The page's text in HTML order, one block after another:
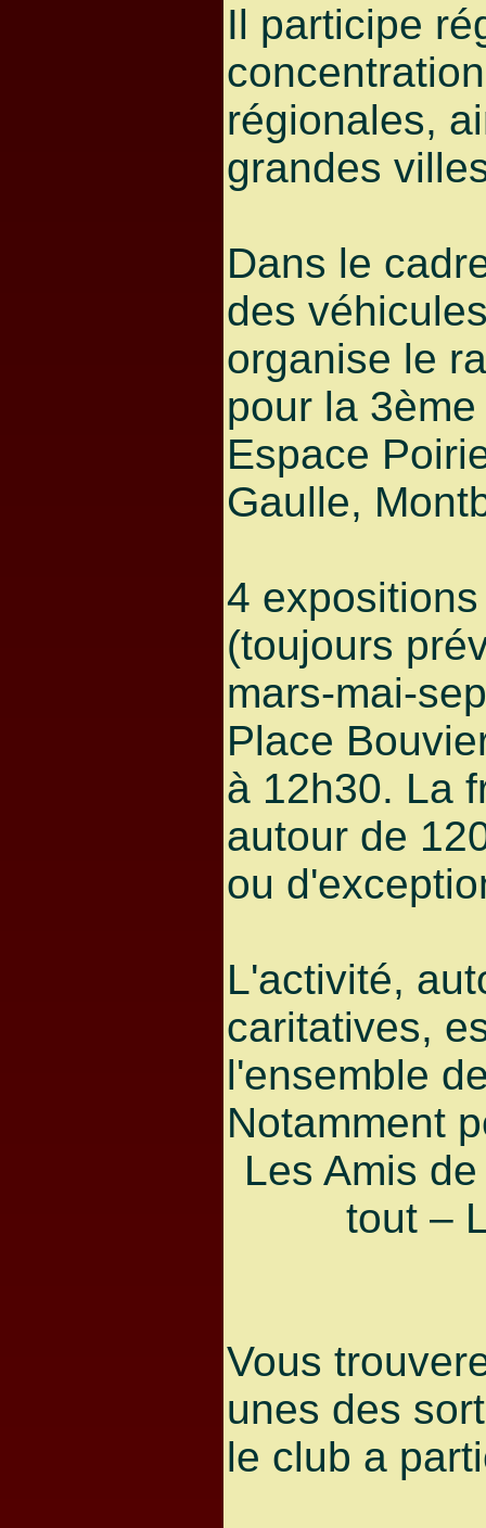
Il participe
régionales,
grandes
Dans le
des
organise le
pour la
Espace
Gaulle,
4
(toujours
mars-mai-
Place
à 12h30. La
autour de
ou
L'activité,
caritatives,
l'ensemble
Notamment
Les Amis
tout –
Vous
unes des
le club a